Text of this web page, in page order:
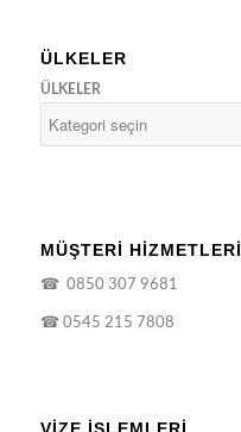
ÜLKELER
ÜLKELER
MÜŞTERİ HİZMETLERİ
☎0850 307 9681
☎0545 215 7808